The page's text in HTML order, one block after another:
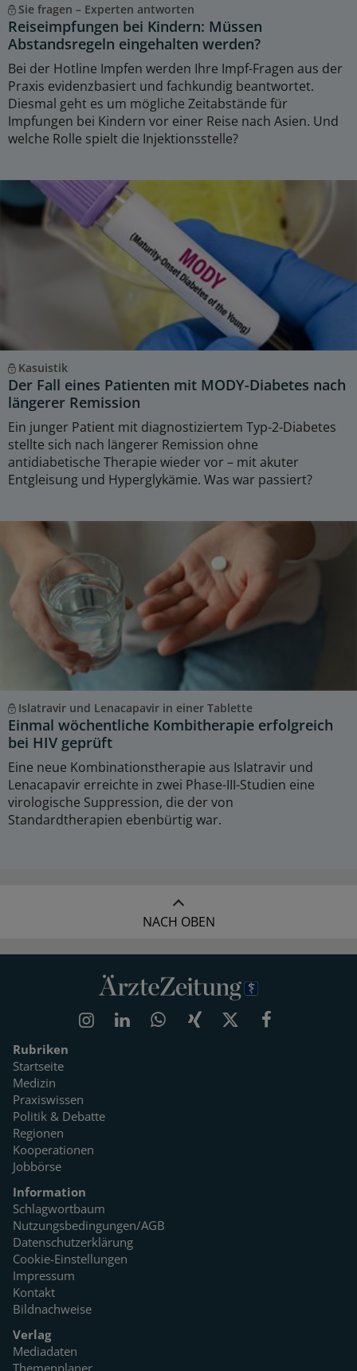
Sie fragen – Experten antworten
Reiseimpfungen bei Kindern: Müssen
Abstandsregeln eingehalten werden?
Bei der Hotline Impfen werden Ihre Impf-Fragen aus der
Praxis evidenzbasiert und fachkundig beantwortet.
Diesmal geht es um mögliche Zeitabstände für
Impfungen bei Kindern vor einer Reise nach Asien. Und
welche Rolle spielt die Injektionsstelle?
Kasuistik
Der Fall eines Patienten mit MODY-Diabetes nach
längerer Remission
Ein junger Patient mit diagnostiziertem Typ-2-Diabetes
stellte sich nach längerer Remission ohne
antidiabetische Therapie wieder vor – mit akuter
Entgleisung und Hyperglykämie. Was war passiert?
Islatravir und Lenacapavir in einer Tablette
Einmal wöchentliche Kombitherapie erfolgreich
bei HIV geprüft
Eine neue Kombinationstherapie aus Islatravir und
Lenacapavir erreichte in zwei Phase-III-Studien eine
virologische Suppression, die der von
Standardtherapien ebenbürtig war.
NACH OBEN
Rubriken
Startseite
Medizin
Praxiswissen
Politik & Debatte
Regionen
Kooperationen
Jobbörse
Information
Schlagwortbaum
Nutzungsbedingungen/AGB
Datenschutzerklärung
Cookie-Einstellungen
Impressum
Kontakt
Bildnachweise
Verlag
Mediadaten